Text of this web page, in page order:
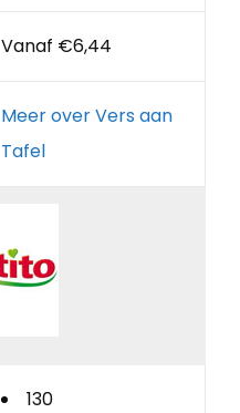
Vanaf €6,44
Meer over Vers aan
Tafel
130